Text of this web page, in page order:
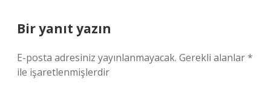
Bir yanıt yazın
E-posta adresiniz yayınlanmayacak. Gerekli alanlar*
ile işaretlenmişlerdir